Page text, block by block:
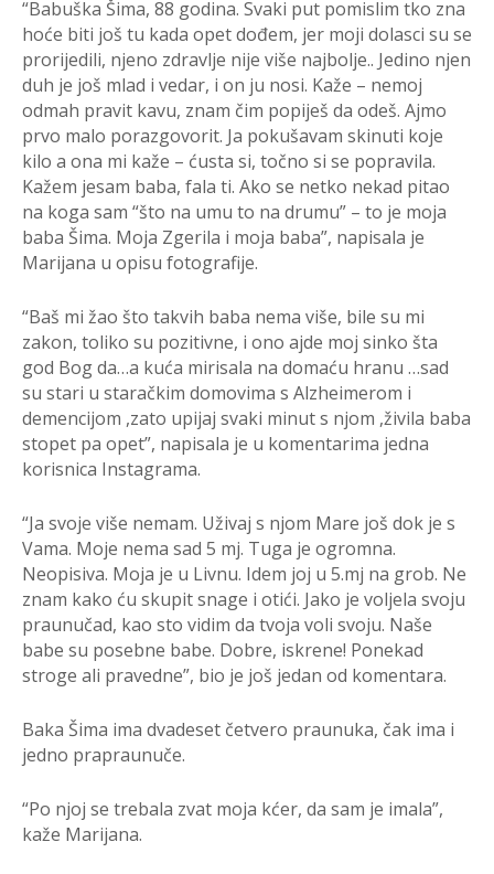
“Babuška Šima, 88 godina. Svaki put pomislim tko zna
hoće biti još tu kada opet dođem, jer moji dolasci su se
prorijedili, njeno zdravlje nije više najbolje.. Jedino njen
duh je još mlad i vedar, i on ju nosi. Kaže – nemoj
odmah pravit kavu, znam čim popiješ da odeš. Ajmo
prvo malo porazgovorit. Ja pokušavam skinuti koje
kilo a ona mi kaže – ćusta si, točno si se popravila.
Kažem jesam baba, fala ti. Ako se netko nekad pitao
na koga sam “što na umu to na drumu” – to je moja
baba Šima. Moja Zgerila i moja baba”, napisala je
Marijana u opisu fotografije.
“Baš mi žao što takvih baba nema više, bile su mi
zakon, toliko su pozitivne, i ono ajde moj sinko šta
god Bog da…a kuća mirisala na domaću hranu …sad
su stari u staračkim domovima s Alzheimerom i
demencijom ,zato upijaj svaki minut s njom ,živila baba
stopet pa opet”, napisala je u komentarima jedna
korisnica Instagrama.
“Ja svoje više nemam. Uživaj s njom Mare još dok je s
Vama. Moje nema sad 5 mj. Tuga je ogromna.
Neopisiva. Moja je u Livnu. Idem joj u 5.mj na grob. Ne
znam kako ću skupit snage i otići. Jako je voljela svoju
praunučad, kao sto vidim da tvoja voli svoju. Naše
babe su posebne babe. Dobre, iskrene! Ponekad
stroge ali pravedne”, bio je još jedan od komentara.
Baka Šima ima dvadeset četvero praunuka, čak ima i
jedno prapraunuče.
“Po njoj se trebala zvat moja kćer, da sam je imala”,
kaže Marijana.